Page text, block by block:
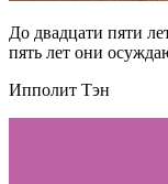
До двадцати пяти
пять лет они
Ипполит Тэн